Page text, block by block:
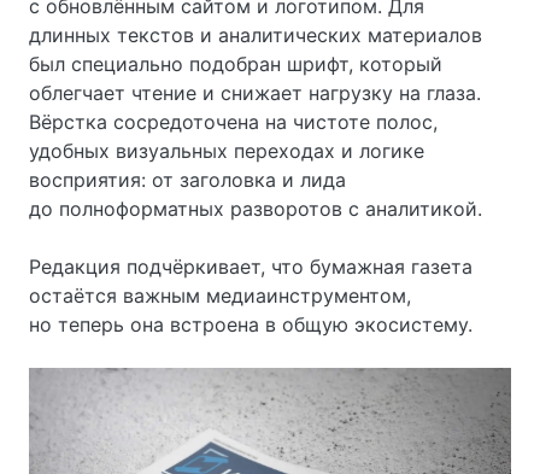
с обновлённым сайтом и логотипом. Для
длинных текстов и аналитических материалов
был специально подобран шрифт, который
облегчает чтение и снижает нагрузку на глаза.
Вёрстка сосредоточена на чистоте полос,
удобных визуальных переходах и логике
восприятия: от заголовка и лида
до полноформатных разворотов с аналитикой.
Редакция подчёркивает, что бумажная газета
остаётся важным медиаинструментом,
но теперь она встроена в общую экосистему.